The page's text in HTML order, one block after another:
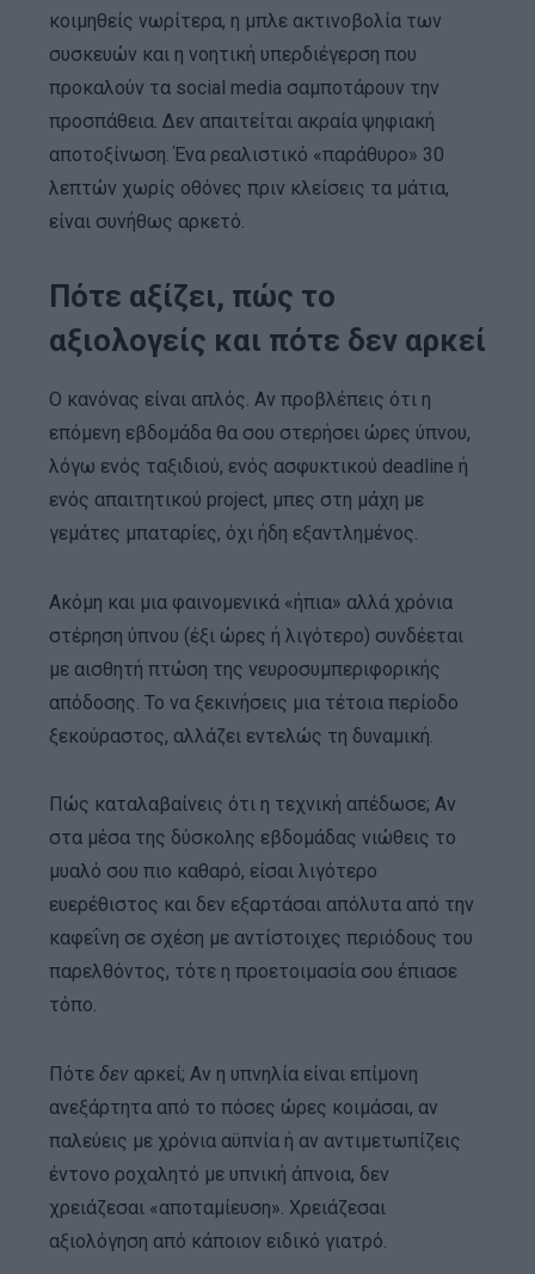
κοιμηθείς νωρίτερα, η μπλε ακτινοβολία των
συσκευών και η νοητική υπερδιέγερση που
προκαλούν τα social media σαμποτάρουν την
προσπάθεια. Δεν απαιτείται ακραία ψηφιακή
αποτοξίνωση. Ένα ρεαλιστικό «παράθυρο» 30
λεπτών χωρίς οθόνες πριν κλείσεις τα μάτια,
είναι συνήθως αρκετό.
Πότε αξίζει, πώς το
αξιολογείς και πότε δεν αρκεί
Ο κανόνας είναι απλός. Αν προβλέπεις ότι η
επόμενη εβδομάδα θα σου στερήσει ώρες ύπνου,
λόγω ενός ταξιδιού, ενός ασφυκτικού deadline ή
ενός απαιτητικού project, μπες στη μάχη με
γεμάτες μπαταρίες, όχι ήδη εξαντλημένος.
Ακόμη και μια φαινομενικά «ήπια» αλλά χρόνια
στέρηση ύπνου (έξι ώρες ή λιγότερο) συνδέεται
με αισθητή πτώση της νευροσυμπεριφορικής
απόδοσης. Το να ξεκινήσεις μια τέτοια περίοδο
ξεκούραστος, αλλάζει εντελώς τη δυναμική.
Πώς καταλαβαίνεις ότι η τεχνική απέδωσε; Αν
στα μέσα της δύσκολης εβδομάδας νιώθεις το
μυαλό σου πιο καθαρό, είσαι λιγότερο
ευερέθιστος και δεν εξαρτάσαι απόλυτα από την
καφεΐνη σε σχέση με αντίστοιχες περιόδους του
παρελθόντος, τότε η προετοιμασία σου έπιασε
τόπο.
Πότε δεναρκεί; Αν η υπνηλία είναι επίμονη
ανεξάρτητα από το πόσες ώρες κοιμάσαι, αν
παλεύεις με χρόνια αϋπνία ή αν αντιμετωπίζεις
έντονο ροχαλητό με υπνική άπνοια, δεν
χρειάζεσαι «αποταμίευση». Χρειάζεσαι
αξιολόγηση από κάποιον ειδικό γιατρό.